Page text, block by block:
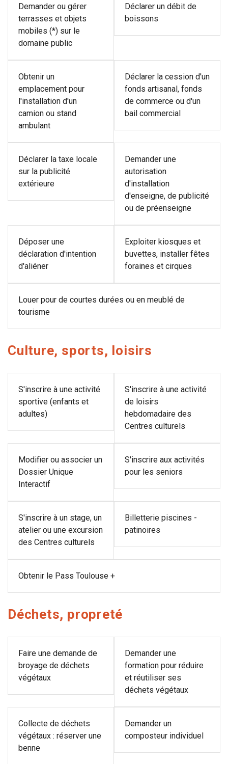
Demander ou gérer
terrasses et objets
mobiles (*) sur le
domaine public
Déclarer un débit de
boissons
Obtenir un
emplacement pour
l'installation d'un
camion ou stand
ambulant
Déclarer la cession d'un
fonds artisanal, fonds
de commerce ou d'un
bail commercial
Déclarer la taxe locale
sur la publicité
extérieure
Demander une
autorisation
d'installation
d'enseigne, de publicité
ou de préenseigne
Déposer une
déclaration d'intention
d'aliéner
Exploiter kiosques et
buvettes, installer fêtes
foraines et cirques
Louer pour de courtes durées ou en meublé de
tourisme
Culture, sports, loisirs
S'inscrire à une activité
sportive (enfants et
adultes)
S'inscrire à une activité
de loisirs
hebdomadaire des
Centres culturels
Modifier ou associer un
Dossier Unique
Interactif
S'inscrire aux activités
pour les seniors
S'inscrire à un stage, un
atelier ou une excursion
des Centres culturels
Billetterie piscines -
patinoires
Obtenir le Pass Toulouse +
Déchets, propreté
Faire une demande de
broyage de déchets
végétaux
Demander une
formation pour réduire
et réutiliser ses
déchets végétaux
Collecte de déchets
végétaux : réserver une
benne
Demander un
composteur individuel